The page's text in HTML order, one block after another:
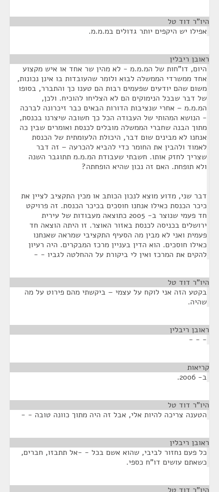
היו”ר דוד טל
אפילו יש היקפים יותר גדולים במ.מ.מ.
ראובן ריבלין
היום, דו"חות של המ.מ.מ - לא מהין שר אחד או איש מקצוע
אחד ממשרדי הממשלה לבוא ולומר שהעובדות בו אינן נכונות,
משום שהם יודעים שפעמים רבות הם טענו כך והתברר, בסופו
של דבר שבכל הנימוקים הם לא הצליחו להוכיח. ולכן,
המ.מ.מ – אחרי שנציבות הדורות הבאים כבר זיכרונה לברכה
- הנושא המהותי של העבודה הכל כך חשובה שיצרנו בכנסת,
מתוך הבנה שחברי הממשלה מובלים לכנסת ואומרים שבין כה
אנחנו לא מבינים שום דבר, היכולת הלעומתית של הכנסת
לאמוד ולהבין את החומר כדי להביא להכרעה – זה דבר
שצריך לחזק אותו. חשבתי שעבודת המ.מ.מ תתוגבר השנה
ולא תופחת. האם זה נכון שהיא הופחתה?
דבר שני, מדוע מוצא לנכון הכותב או מכין התקציב לציין את
כיכר הכנסת כאילו אנחנו חוסכים בכיכר הכנסת. זה פרויקט
חד פעמי שנוצר ב- 2005 כתוצאה מעבודות של עירית
ירושלים בכניסה לכנסת באזור האוצר. זו היתה הוצאה חד
פעמית ואני לא מבין מה הסעיף התקציבי שמראה שאנחנו
כאילו חוסכים. הוא הדין בעניין מרכז המבקרים. היה רעיון
להקים את המרכז ואין לי ביקורת על ההחלטה לגביו - -
היו”ר דוד טל
בקטע הזה אני לוקח על עצמי – ביקשתי מהם פירוט על מה
שהיה.
ראובן ריבלין
- - -
קריאות
ב- 2006.
היו”ר דוד טל
הטענה צריכה להיות אלי, אבל זה היה מתוך כוונה טובה - -
ראובן ריבלין
כל פעם נחזור לביבי, שהוא אשם בכל - -אל תתבזו, חברים,
כשאתם עושים דו"ח כספי.